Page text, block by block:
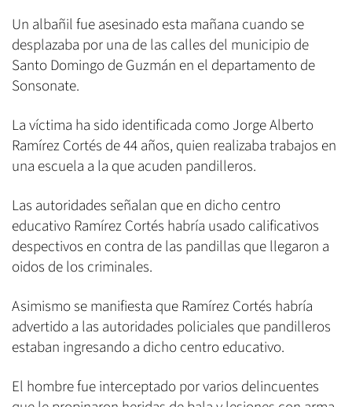
Un albañil fue asesinado esta mañana cuando se
desplazaba por una de las calles del municipio de
Santo Domingo de Guzmán en el departamento de
Sonsonate.
La víctima ha sido identificada como Jorge Alberto
Ramírez Cortés de 44 años, quien realizaba trabajos en
una escuela a la que acuden pandilleros.
Las autoridades señalan que en dicho centro
educativo Ramírez Cortés habría usado calificativos
despectivos en contra de las pandillas que llegaron a
oidos de los criminales.
Asimismo se manifiesta que Ramírez Cortés habría
advertido a las autoridades policiales que pandilleros
estaban ingresando a dicho centro educativo.
El hombre fue interceptado por varios delincuentes